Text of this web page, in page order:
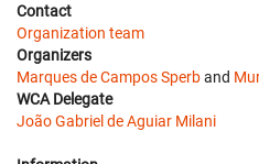
Contact
Organization team
Organizers
Marques de Campos Sperband
WCA Delegate
João Gabriel de Aguiar Milani